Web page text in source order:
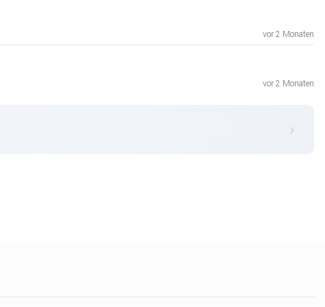
vor 2 Monaten
vor 2 Monaten